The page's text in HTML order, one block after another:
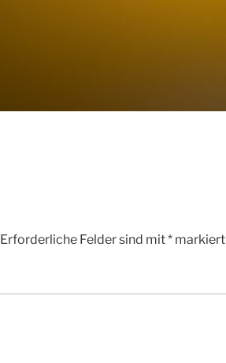
Erforderliche Felder sind mit* markiert